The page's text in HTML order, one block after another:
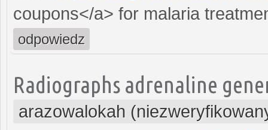
coupons</a> for malaria
odpowiedz
Radiographs adrenaline
arazowalokah